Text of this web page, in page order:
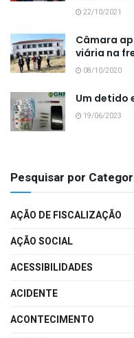
22/10/2021
Câmara
viária na
08/10/2020
Um detido
19/06/2023
Pesquisar por
AÇÃO DE FISCALIZAÇÃO
AÇÃO SOCIAL
ACESSIBILIDADES
ACIDENTE
ACONTECIMENTO